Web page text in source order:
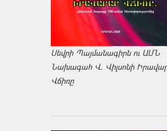
Սեվրի Պայմանագիրն ու ԱՄՆ
Նախագահ Վ. Վիլսոնի
Վճիռը